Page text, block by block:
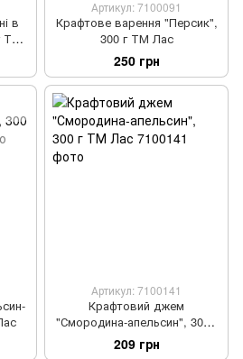
в
ТМ
Артикул: 7100091
Крафтове варення "Персик",
300 г ТМ Лас
250 грн
Артикул: 7100141
Крафтовий джем
"Смородина-апельсин", 300 г
ТМ Лас
209 грн